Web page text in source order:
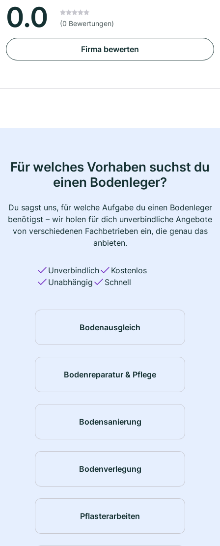
0.0 (0 Bewertungen)
Firma bewerten
Für welches Vorhaben suchst du
einen Bodenleger?
Du sagst uns, für welche Aufgabe du einen Bodenleger
benötigst – wir holen für dich unverbindliche Angebote
von verschiedenen Fachbetrieben ein, die genau das
anbieten.
Unverbindlich
Kostenlos
Unabhängig
Schnell
Bodenausgleich
Bodenreparatur & Pflege
Bodensanierung
Bodenverlegung
Pflasterarbeiten